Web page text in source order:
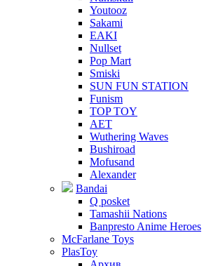
Youtooz
Sakami
EAKI
Nullset
Pop Mart
Smiski
SUN FUN STATION
Funism
TOP TOY
AET
Wuthering Waves
Bushiroad
Mofusand
Alexander
Bandai
Q posket
Tamashii Nations
Banpresto Anime Heroes
McFarlane Toys
PlasToy